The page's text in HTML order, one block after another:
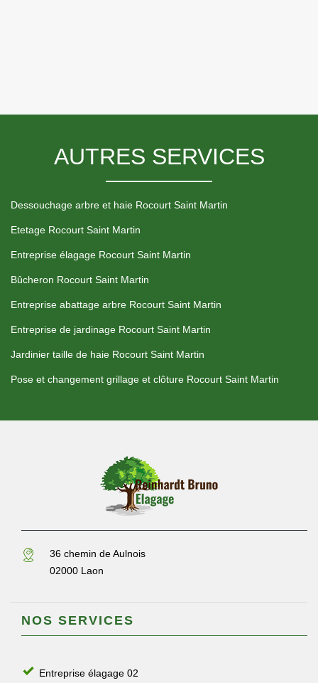
AUTRES SERVICES
Dessouchage arbre et haie Rocourt Saint Martin
Etetage Rocourt Saint Martin
Entreprise élagage Rocourt Saint Martin
Bûcheron Rocourt Saint Martin
Entreprise abattage arbre Rocourt Saint Martin
Entreprise de jardinage Rocourt Saint Martin
Jardinier taille de haie Rocourt Saint Martin
Pose et changement grillage et clôture Rocourt Saint Martin
36 chemin de Aulnois
02000 Laon
NOS SERVICES
Entreprise élagage 02